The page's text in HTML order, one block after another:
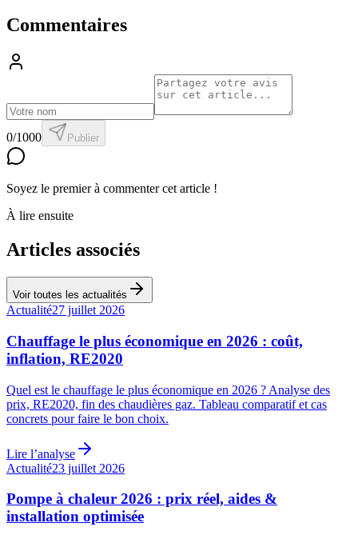
Commentaires
0/1000 Publier
Soyez le premier à commenter cet article !
À lire ensuite
Articles associés
Voir toutes les actualités
Actualité27 juillet 2026
Chauffage le plus économique en 2026 : coût,
inflation, RE2020
Quel est le chauffage le plus économique en 2026 ? Analyse des
prix, RE2020, fin des chaudières gaz. Tableau comparatif et cas
concrets pour faire le bon choix.
Lire l’analyse
Actualité23 juillet 2026
Pompe à chaleur 2026 : prix réel, aides &
installation optimisée